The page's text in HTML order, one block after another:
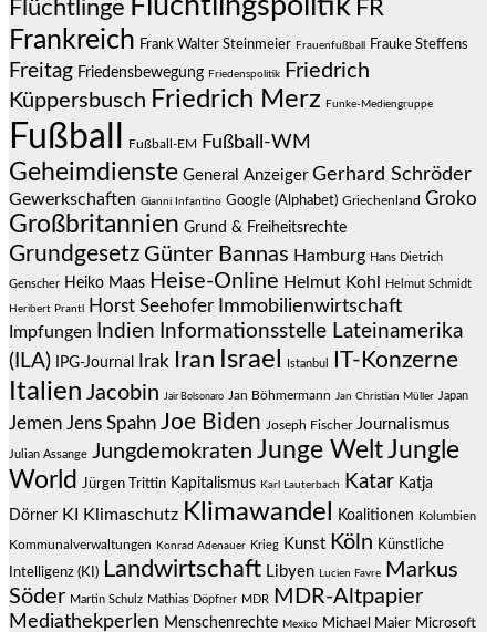
Flüchtlinge FR
Frankreich Frank Walter Steinmeier Frauenfußball Frauke Steffens
Freitag Friedensbewegung Friedenspolitik
Friedrich
Küppersbusch Friedrich Merz Funke-Mediengruppe
Fußball Fußball-EM Fußball-WM
Geheimdienste General Anzeiger Gerhard Schröder
Gewerkschaften Gianni Infantino Google (Alphabet) Griechenland Groko
Großbritannien Grund & Freiheitsrechte
Grundgesetz Günter Bannas Hamburg Hans Dietrich
Genscher Heiko Maas Heise-Online Helmut Kohl Helmut Schmidt
Heribert Prantl Horst Seehofer Immobilienwirtschaft
Impfungen Indien Informationsstelle Lateinamerika
(ILA)
IPG-Journal Irak Iran Israel Istanbul IT-Konzerne
Italien Jacobin Jair Bolsonaro Jan Böhmermann Jan Christian Müller Japan
Jemen Jens Spahn Joe Biden Joseph Fischer Journalismus
Julian Assange Jungdemokraten Junge WeltJungle
World
Jürgen Trittin Kapitalismus Karl Lauterbach Katar Katja
Dörner KI Klimaschutz Klimawandel Koalitionen Kolumbien
Kommunalverwaltungen Konrad Adenauer Krieg Kunst Köln Künstliche
Intelligenz (KI) Landwirtschaft Libyen Lucien Favre
Markus
Söder Martin Schulz Mathias Döpfner MDR MDR-Altpapier
Mediathekperlen Menschenrechte Mexico Michael Maier Microsoft